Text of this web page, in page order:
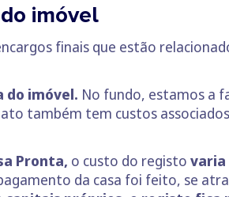
imóvel
finais que estão
do imóvel. No fundo, estamos a
também tem custos
Pronta, o custo do registo
da casa foi feito, se